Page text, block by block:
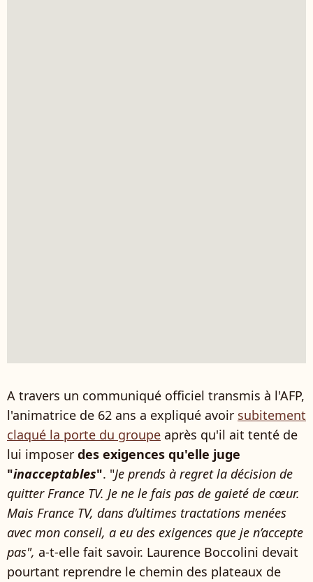
A travers un communiqué officiel transmis à l'AFP,
l'animatrice de 62 ans a expliqué avoir subitement
claqué la porte du groupe après qu'il ait tenté de
lui imposer des exigences qu'elle juge
"inacceptables". "Je prends à regret la décision de
quitter France TV. Je ne le fais pas de gaieté de cœur.
Mais France TV, dans d’ultimes tractations menées
avec mon conseil, a eu des exigences que je n’accepte
pas", a-t-elle fait savoir. Laurence Boccolini devait
pourtant reprendre le chemin des plateaux de